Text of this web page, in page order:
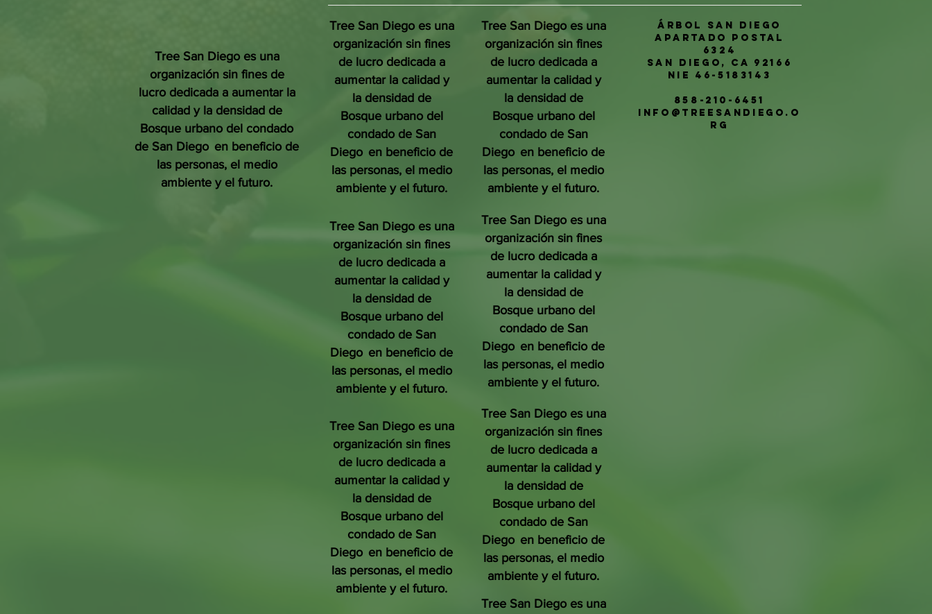
Tree San Diego es una
organización sin fines de
lucro dedicada a aumentar la
calidad y la densidad de
Bosque urbano del condado
de San Diego en beneficio de
las personas, el medio
ambiente y el futuro.
Tree San Diego es una
organización sin fines
de lucro dedicada a
aumentar la calidad y
la densidad de
Bosque urbano del
condado de San
Diego en beneficio de
las personas, el medio
ambiente y el futuro.
Tree San Diego es una
organización sin fines
de lucro dedicada a
aumentar la calidad y
la densidad de
Bosque urbano del
condado de San
Diego en beneficio de
las personas, el medio
ambiente y el futuro.
Tree San Diego es una
organización sin fines
de lucro dedicada a
aumentar la calidad y
la densidad de
Bosque urbano del
condado de San
Diego en beneficio de
las personas, el medio
ambiente y el futuro.
Tree San Diego es una
organización sin fines
de lucro dedicada a
aumentar la calidad y
la densidad de
Bosque urbano del
condado de San
Diego en beneficio de
las personas, el medio
ambiente y el futuro.
Tree San Diego es una
organización sin fines
de lucro dedicada a
aumentar la calidad y
la densidad de
Bosque urbano del
condado de San
Diego en beneficio de
las personas, el medio
ambiente y el futuro.
Tree San Diego es una
organización sin fines
de lucro dedicada a
aumentar la calidad y
la densidad de
Bosque urbano del
condado de San
Diego en beneficio de
las personas, el medio
ambiente y el futuro.
Tree San Diego es una
Árbol San Diego
Apartado postal
6324
San Diego, CA 92166
NIE 46-5183143
858-210-6451
info@treesandiego.o
rg